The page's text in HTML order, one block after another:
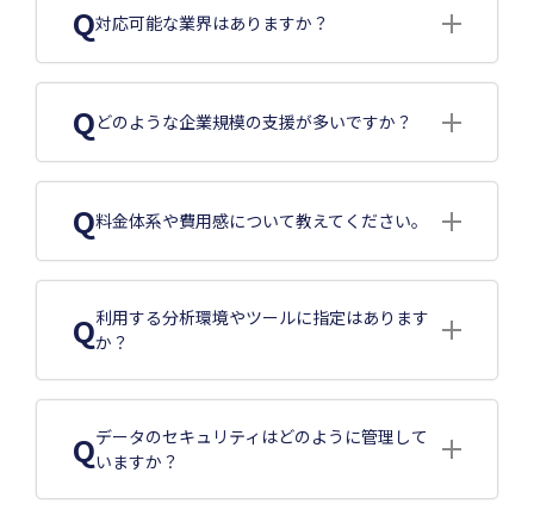
Q対応可能な業界はありますか？
Qどのような企業規模の支援が多いですか？
Q料金体系や費用感について教えてください。
Q利用する分析環境やツールに指定はあります
か？
Qデータのセキュリティはどのように管理して
いますか？